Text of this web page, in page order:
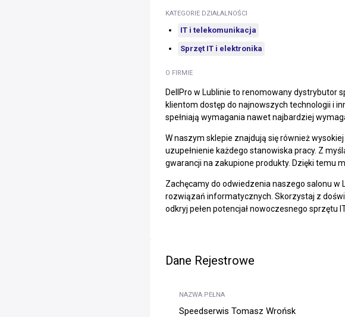
O FIRMIE
DellPro w Lublinie to renomowany dystrybutor
klientom dostęp do najnowszych technologii i
spełniają wymagania nawet najbardziej
W naszym sklepie znajdują się również
uzupełnienie każdego stanowiska pracy. Z
gwarancji na zakupione produkty. Dzięki temu
Zachęcamy do odwiedzenia naszego salonu
rozwiązań informatycznych. Skorzystaj z
odkryj pełen potencjał nowoczesnego sprzętu
KATEGORIE DZIAŁALNOŚCI
IT i telekomunikacja
Sprzęt IT i elektronika
Dane Rejestrowe
NAZWA PEŁNA
Speedserwis Tomasz Wrońsk